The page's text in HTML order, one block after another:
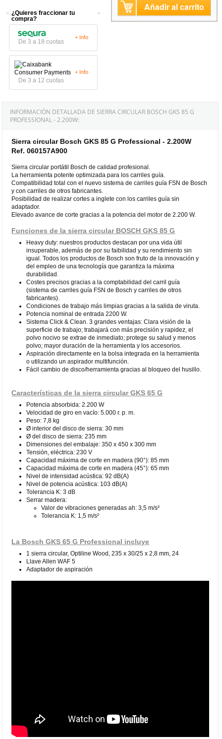
¿Quieres fraccionar tu
compra?
De 3 a 18 cuotas
+ Info
De 3 a 12 cuotas
+ Info
Añadir al carrito
INFORMACIÓN DETALLADA DE SIERRA CIRCULAR BOSCH GKS 85 G
PROFESSIONAL - 2.200W:
Sierra circular Bosch GKS 85 G Professional - 2.200W
Ref. 060157A900
Sierra circular portátil Bosch de calidad profesional.
La herramienta potente optimizada para los carriles guía.
Compatibilidad total con el nuevo sistema de carriles guía FSN de Bosch
y con carriles de otros fabricantes.
Posibilidad de realizar cortes a inglete con los carriles guía sin
adaptador.
Elevado avance de corte gracias a la potencia del motor de 2.200 W.
Funciones de la sierra circular BOSCH GKS 85 G
Heavy duty: nuestros productos destacan por una vida útil
insuperable, además de por su faibilidad y su rendimiento sin
igual. Todos los productos de Bosch son fruto de la innovación y
del empleo de una tecnología que garantiza la máxima
durabilidad.
Costes precisos gracias a la comptabilidad del carril guía
(sistema de carriles guía FSN de Bosch y carriles de otros
fabricantes).
Condiciones de trabajo más limpias gracias a la salida de viruta.
Potencia nominal de entrada 2200 W.
Sistema Click & Clean. 3 grandes ventajas: Clara visión de la
superficie de trabajo; trabajará con más precisión y rapidez, el
polvo nocivo se extrae de inmediato; protege su salud y menos
polvo; mayor duración de la herramienta y los accesorios.
Aspiración directamente en la bolsa integrada en la herramienta
o utilizando un aspirador multifunción.
Fácil cambio de disco/herramienta gracias al bloqueo del husillo.
Características de la sierra circular GKS 65 G
Potencia absorbida: 2.200 W
Velocidad de giro en vacío: 5.000 r. p. m.
Peso: 7,8 kg
Ø interior del disco de sierra: 30 mm
Ø del disco de sierra: 235 mm
Dimensiones del embalaje: 350 x 450 x 300 mm
Tensión, eléctrica: 230 V
Capacidad máxima de corte en madera (90°): 85 mm
Capacidad máxima de corte en madera (45°): 65 mm
Nivel de intensidad acústica: 92 dB(A)
Nivel de potencia acústica: 103 dB(A)
Tolerancia K: 3 dB
Serrar madera:
Valor de vibraciones generadas ah: 3,5 m/s²
Tolerancia K: 1,5 m/s²
La Bosch GKS 65 G Professional incluye
1 sierra circular, Optiline Wood, 235 x 30/25 x 2,8 mm, 24
Llave Allen WAF 5
Adaptador de aspiración